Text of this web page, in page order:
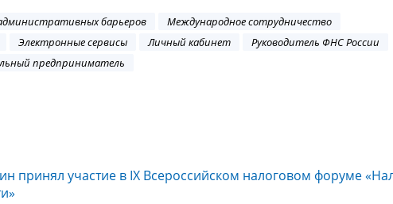
барьеров
Международное сотрудничество
Электронные сервисы Личный кабинет
Руководитель ФНС России
предприниматель
принял участие в IX Всероссийском налоговом форуме